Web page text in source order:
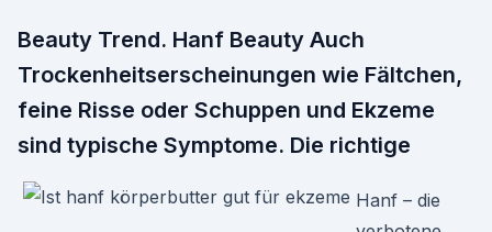
Beauty Trend. Hanf Beauty Auch
Trockenheitserscheinungen wie Fältchen,
feine Risse oder Schuppen und Ekzeme
sind typische Symptome. Die richtige
Hanf – die